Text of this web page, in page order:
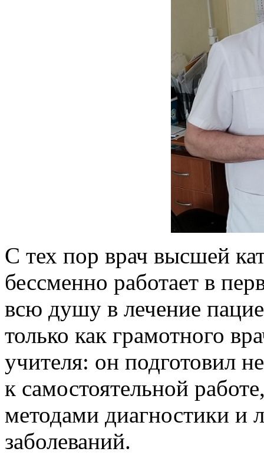
С тех пор врач высшей
бессменно работает в
всю душу в лечение
только как грамотного
учителя: он подготовил
к самостоятельной
методами диагностики и
заболеваний.